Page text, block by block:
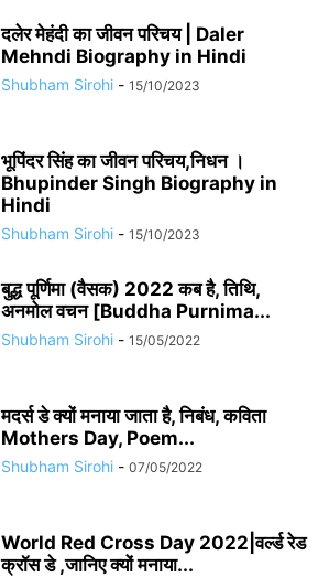
दलेर मेहंदी का जीवन परिचय | Daler
Mehndi Biography in Hindi
Shubham Sirohi - 15/10/2023
भूपिंदर सिंह का जीवन परिचय,निधन ।
Bhupinder Singh Biography in
Hindi
Shubham Sirohi - 15/10/2023
बुद्ध पूर्णिमा (वैसक) 2022 कब है, तिथि,
अनमोल वचन [Buddha Purnima...
Shubham Sirohi - 15/05/2022
मदर्स डे क्यों मनाया जाता है, निबंध, कविता
Mothers Day, Poem...
Shubham Sirohi - 07/05/2022
World Red Cross Day 2022|वर्ल्ड रेड
क्रॉस डे ,जानिए क्यों मनाया...